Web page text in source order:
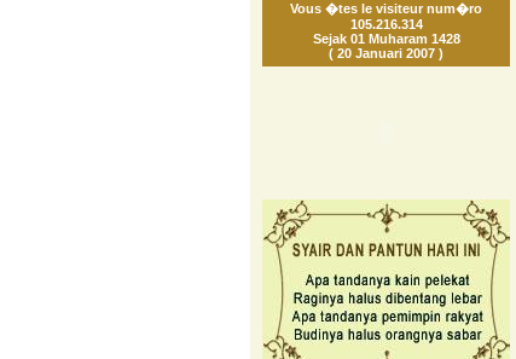
Vous �tes le visiteur num�ro
105.216.314
Sejak 01 Muharam 1428
( 20 Januari 2007 )